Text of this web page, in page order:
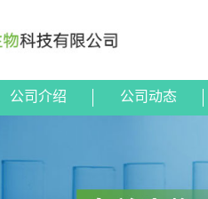
公司介绍 公司动态